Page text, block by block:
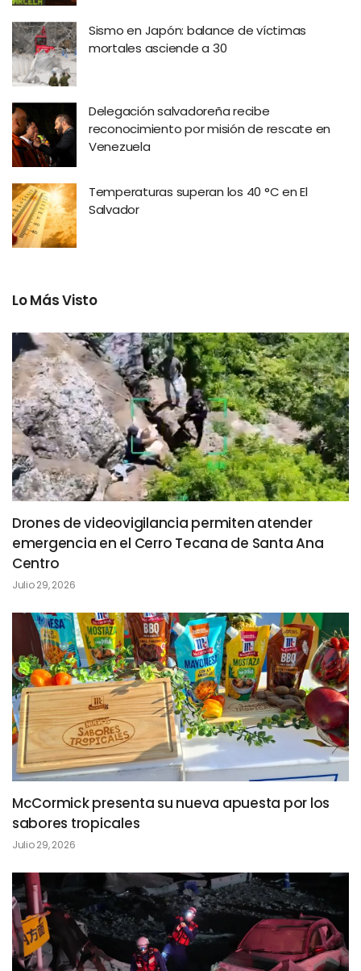
Sismo en Japón: balance de víctimas
mortales asciende a 30
Delegación salvadoreña recibe
reconocimiento por misión de rescate en
Venezuela
Temperaturas superan los 40 °C en El
Salvador
Lo Más Visto
Drones de videovigilancia permiten atender
emergencia en el Cerro Tecana de Santa Ana
Centro
Julio 29, 2026
McCormick presenta su nueva apuesta por los
sabores tropicales
Julio 29, 2026